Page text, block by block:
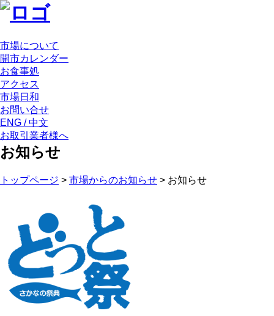
市場について
開市カレンダー
お食事処
アクセス
市場日和
お問い合せ
ENG / 中文
お取引業者様へ
お知らせ
トップページ > 市場からのお知らせ > お知らせ